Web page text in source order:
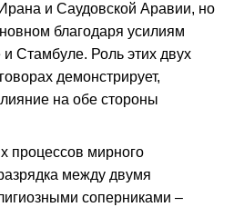
и Саудовской Аравии, но
благодаря усилиям
Стамбуле. Роль этих двух
демонстрирует,
на обе стороны
процессов мирного
между двумя
соперниками –